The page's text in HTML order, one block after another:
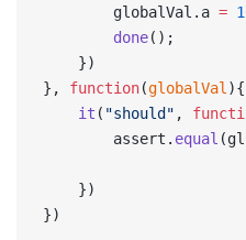
		globalVal.a
=
		done
();
	})
}, function(globalVal ){
	it
( "should" ,
		assert.
equal
	})
})